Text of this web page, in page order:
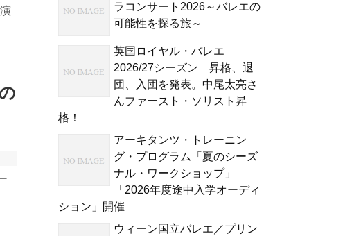
ラコンサート2026～バレエの
可能性を探る旅～
英国ロイヤル・バレエ
2026/27シーズン 昇格、退
団、入団を発表。中尾太亮さ
んファースト・ソリスト昇
格！
アーキタンツ・トレーニン
グ・プログラム「夏のシーズ
ナル・ワークショップ」
「2026年度途中入学オーディ
ション」開催
ウィーン国立バレエ／プリン